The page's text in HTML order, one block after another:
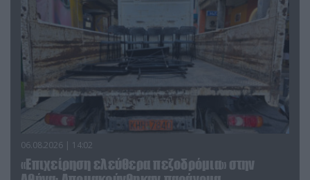
06.08.2026 | 14:02
«Επιχείρηση ελεύθερα πεζοδρόμια» στην